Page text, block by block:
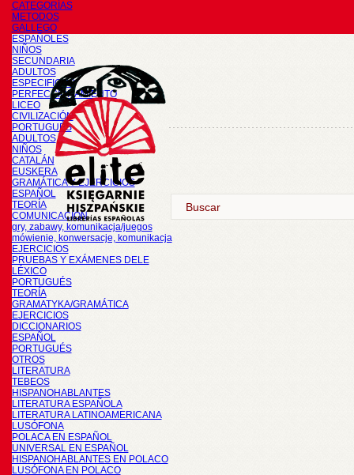
CATEGORÍAS
METODOS
GALLEGO
ESPAÑOLES
NIÑOS
SECUNDARIA
ADULTOS
ESPECIFICOS
PERFECCIONAMIENTO
LICEO
CIVILIZACIÓN
PORTUGUÉS
ADULTOS
NIÑOS
CATALÁN
EUSKERA
GRAMÁTICA Y EJERCICIOS
ESPAÑOL
TEORÍA
COMUNICACIÓN
gry, zabawy, komunikacja/juegos
mówienie, konwersacje, komunikacja
EJERCICIOS
PRUEBAS Y EXÁMENES DELE
LÉXICO
PORTUGUÉS
TEORÍA
GRAMATYKA/GRAMÁTICA
EJERCICIOS
DICCIONARIOS
ESPAÑOL
PORTUGUÉS
OTROS
LITERATURA
TEBEOS
HISPANOHABLANTES
LITERATURA ESPAÑOLA
LITERATURA LATINOAMERICANA
LUSÓFONA
POLACA EN ESPAÑOL
UNIVERSAL EN ESPAÑOL
HISPANOHABLANTES EN POLACO
LUSÓFONA EN POLACO